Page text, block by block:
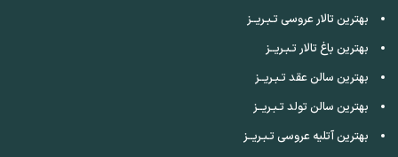
بهترین تالار عروسی تـبـریــز
بهترین باغ تالار تـبـریــز
بهترین سالن عقد تـبـریــز
بهترین سالن تولد تـبـریــز
بهترین آتلیه عروسی تـبـریــز